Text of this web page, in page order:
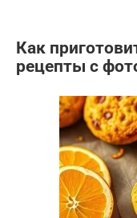
Как
рецепты с